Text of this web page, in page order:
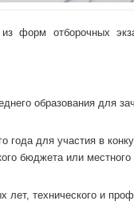
форм отборочных
образования для
года для участия в
бюджета или
лет, технического и